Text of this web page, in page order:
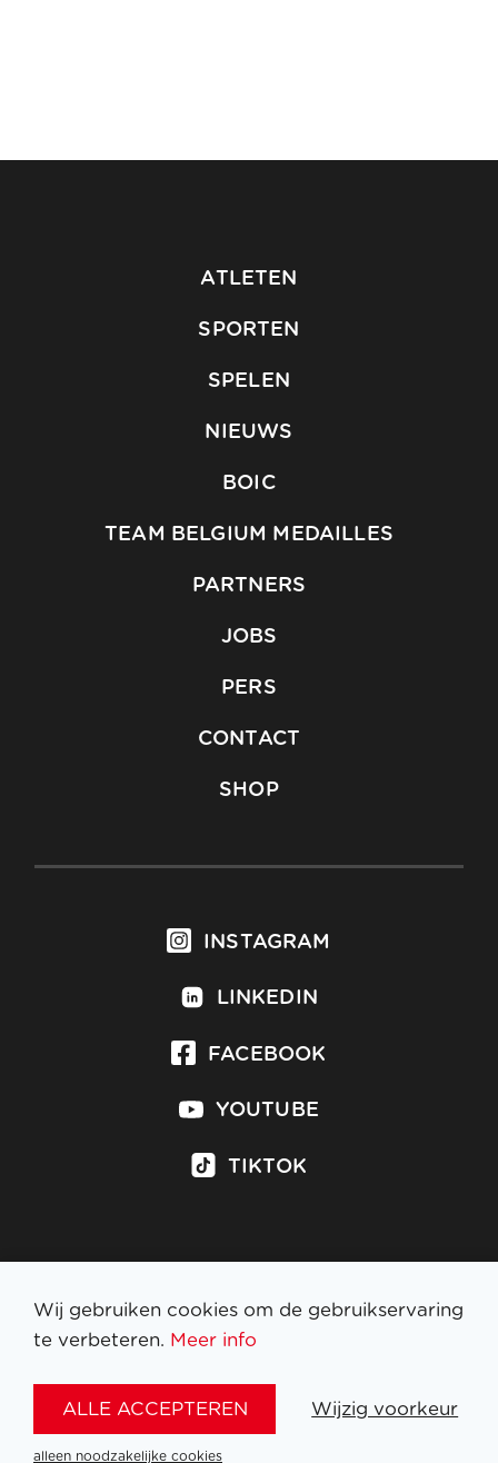
ATLETEN
SPORTEN
SPELEN
NIEUWS
BOIC
TEAM BELGIUM MEDAILLES
PARTNERS
JOBS
PERS
CONTACT
SHOP
INSTAGRAM
LINKEDIN
FACEBOOK
YOUTUBE
TIKTOK
Inschrijven op nieuwsbrief
Wij gebruiken cookies om de gebruikservaring
te verbeteren. Meer info
ALLE ACCEPTEREN Wijzig voorkeur
alleen noodzakelijke cookies